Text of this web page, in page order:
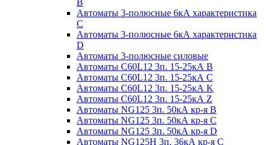
Автоматы 3-полюсные 6кА характеристика
C
Автоматы 3-полюсные 6кА характеристика
D
Автоматы 3-полюсные силовые
Автоматы C60L12 3п. 15-25кА B
Автоматы C60L12 3п. 15-25кА C
Автоматы C60L12 3п. 15-25кА K
Автоматы C60L12 3п. 15-25кА Z
Автоматы NG125 3п. 50кА кр-я B
Автоматы NG125 3п. 50кА кр-я C
Автоматы NG125 3п. 50кА кр-я D
Автоматы NG125H 3п. 36кА кр-я C